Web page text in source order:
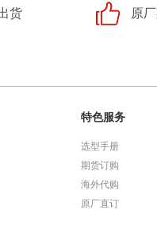
货 原
特色服务
选型手册
期货订购
海外代购
原厂直订